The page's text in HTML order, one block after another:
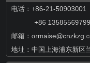
电话：+86-21-50903001
+86 13585569799
邮箱：
地址：中国上海浦东新区